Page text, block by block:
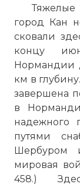
Тяжелые
город Кан
сковали
концу
Нормандии
км в
завершена
в
надежного
путями
Шербуром
мировая
458.)